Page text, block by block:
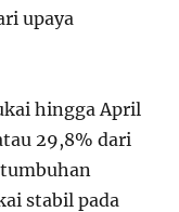
upaya
hingga April
29,8% dari
stabil pada